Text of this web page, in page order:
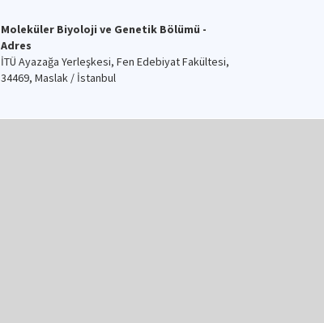
Moleküler Biyoloji ve Genetik Bölümü -
Adres
İTÜ Ayazağa Yerleşkesi, Fen Edebiyat Fakültesi,
34469, Maslak / İstanbul